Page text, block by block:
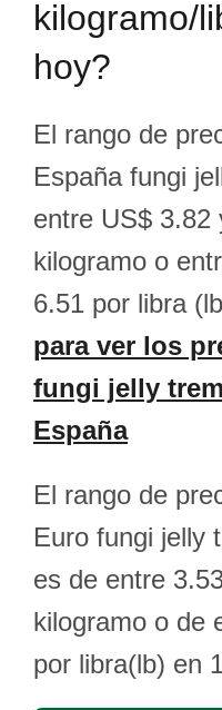
kilogramo/
hoy?
El rango de
España fungi
entre US$ 3.82
kilogramo o
6.51 por libra
para ver los
fungi jelly
España
El rango de
Euro fungi jelly
es de entre
kilogramo o de
por libra(lb) en